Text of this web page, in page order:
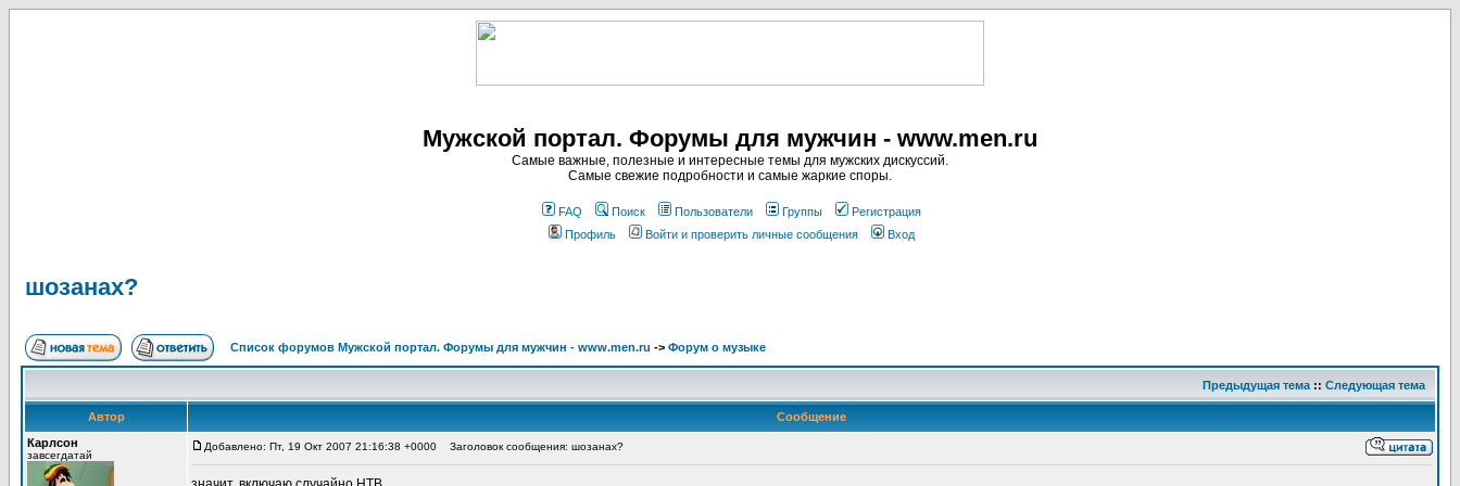
Мужской портал. Форумы для мужчин - www.men.ru
Самые важные, полезные и интересные темы для мужских дискуссий.
Самые свежие подробности и самые жаркие споры.
FAQ Поиск Пользователи Группы
Регистрация
Профиль
Войти и проверить личные сообщения Вход
шозанах?
Список форумов Мужской портал. Форумы для мужчин - www.men.ru -> Форум о музыке
Предыдущая тема :: Следующая тема
Автор
Сообщение
Карлсон
завсегдатай
Добавлено: Пт, 19 Окт 2007 21:16:38 +0000 Заголовок сообщения: шозанах?